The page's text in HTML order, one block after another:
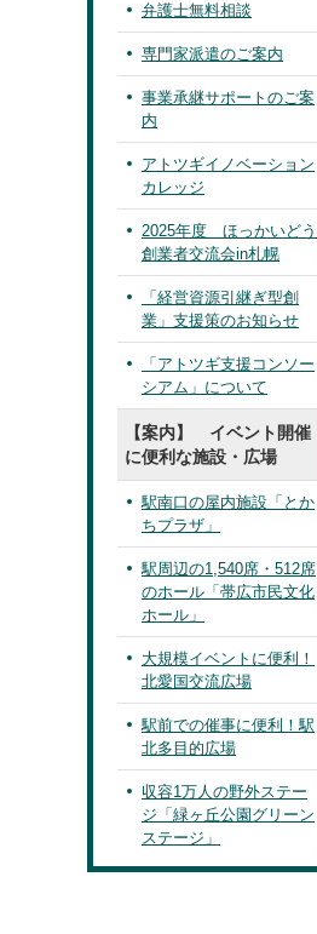
弁護士無料相談
専門家派遣のご案内
事業承継サポートのご案
内
アトツギイノベーション
カレッジ
2025年度 ほっかいどう
創業者交流会in札幌
「経営資源引継ぎ型創
業」支援策のお知らせ
「アトツギ支援コンソー
シアム」について
【案内】 イベント開催
に便利な施設・広場
駅南口の屋内施設「とか
ちプラザ」
駅周辺の1,540席・512席
のホール「帯広市民文化
ホール」
大規模イベントに便利！
北愛国交流広場
駅前での催事に便利！駅
北多目的広場
収容1万人の野外ステー
ジ「緑ヶ丘公園グリーン
ステージ」